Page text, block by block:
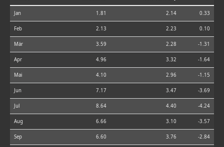
Jan 1.81 2.14 0.33
Feb 2.13 2.23 0.10
Mär 3.59 2.28 -1.31
Apr 4.96 3.32 -1.64
Mai 4.10 2.96 -1.15
Jun 7.17 3.47 -3.69
Jul 8.64 4.40 -4.24
Aug 6.66 3.10 -3.57
Sep 6.60 3.76 -2.84